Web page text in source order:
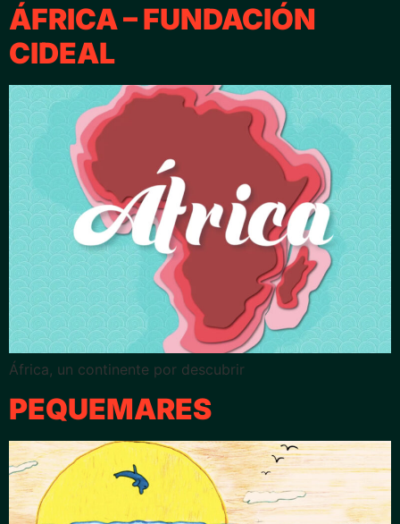
ÁFRICA – FUNDACIÓN
CIDEAL
África, un continente por descubrir
PEQUEMARES